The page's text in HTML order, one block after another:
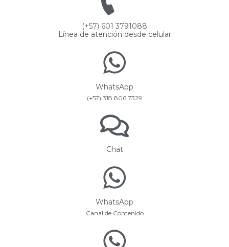
(+57) 601 3791088
Línea de atención desde celular
WhatsApp
(+57) 318 806 7329
Chat
WhatsApp
Canal de Contenido